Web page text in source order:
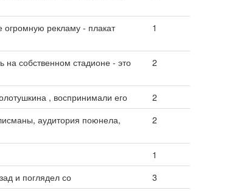
огромную рекламу - плакат
1
собственном стадионе - это
2
, воспринимали его
2
аудитория поюнела,
2
1
и поглядел со
3